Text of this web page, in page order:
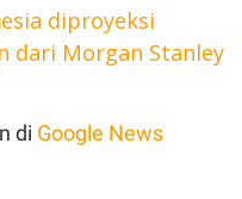
diproyeksi
dari Morgan Stanley
di Google News